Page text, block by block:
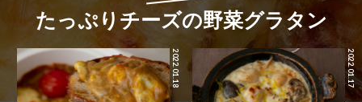
たっぷりチーズの野菜グラタン
2022.01.18 2022.01.17